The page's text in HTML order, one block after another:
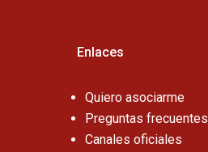
Enlaces
Quiero asociarme
Preguntas frecuentes
Canales oficiales